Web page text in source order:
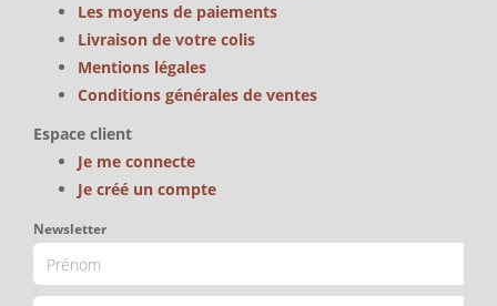
Les moyens de paiements
Livraison de votre colis
Mentions légales
Conditions générales de ventes
Espace client
Je me connecte
Je créé un compte
Newsletter